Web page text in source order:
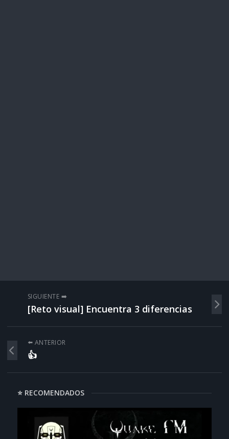
SIGUIENTE ➡️
[Reto visual] Encuentra 3 diferencias
⬅️ ANTERIOR
👍
⭐ RECOMENDADOS